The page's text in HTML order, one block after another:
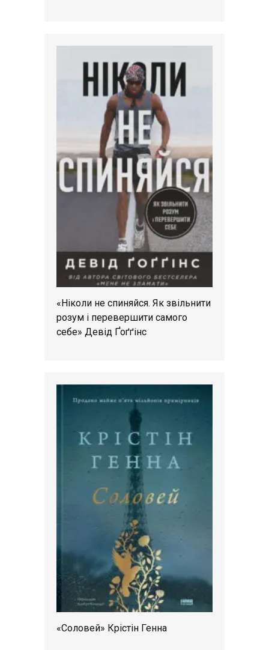
«Ніколи не спиняйся. Як звільнити
розум і перевершити самого
себе» Девід Ґоґґінс
«Соловей» Крістін Генна